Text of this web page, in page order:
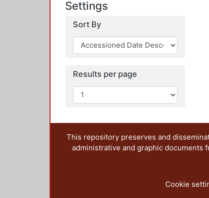
Settings
Sort By
Results per page
This repository preserves and
administrative and graphic documents
Cookie